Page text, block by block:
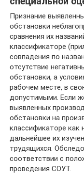
Признание
обстановки
сравнения их
классификаторе
совпадения по
отсутствие
обстановки, а
рабочем месте, в
допустимыми. Если
выявленных
обстановки на
классификаторе как
дальнейшее их
трудящихся.
соответствии с
проведения СОУТ.